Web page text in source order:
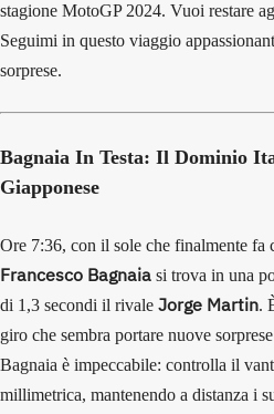
stagione MotoGP 2024. Vuoi restare
Seguimi in questo viaggio
sorprese.
Bagnaia In Testa: Il Dominio
Giapponese
Ore 7:36, con il sole che finalmente fa
Francesco Bagnaia si trova in una
di 1,3 secondi il rivale Jorge Martin.
giro che sembra portare nuove
Bagnaia è impeccabile: controlla il
millimetrica, mantenendo a distanza i